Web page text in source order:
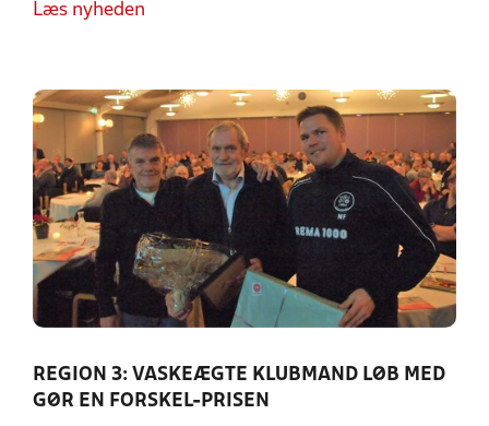
Læs nyheden
REGION 3: VASKEÆGTE KLUBMAND LØB MED
GØR EN FORSKEL-PRISEN